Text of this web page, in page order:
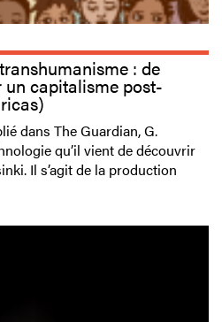
: de
capitalisme post-
dans The Guardian, G.
qu’il vient de découvrir
Il s’agit de la production